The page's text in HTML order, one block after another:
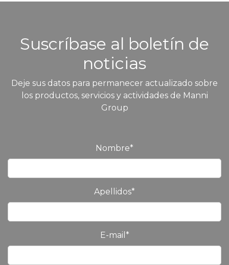
Suscríbase al boletín de
noticias
Deje sus datos para permanecer actualizado sobre
los productos, servicios y actividades de Manni
Group
Nombre*
Apellidos*
E-mail *